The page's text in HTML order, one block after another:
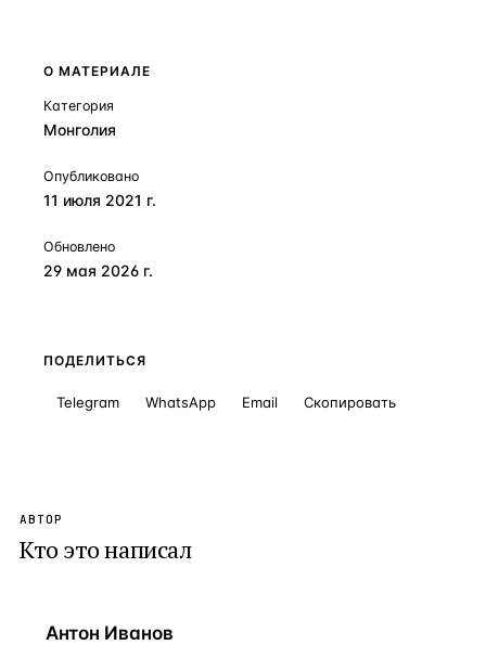
О МАТЕРИАЛЕ
Категория
Монголия
Опубликовано
11 июля 2021 г.
Обновлено
29 мая 2026 г.
ПОДЕЛИТЬСЯ
Telegram WhatsApp Email Скопировать
АВТОР
Кто это написал
Антон Иванов